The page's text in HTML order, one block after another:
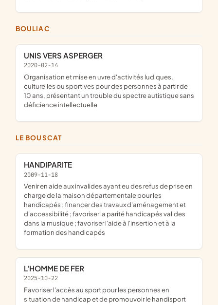
BOULIAC
UNIS VERS ASPERGER
2020-02-14
organisation et mise en uvre d'activités ludiques,
culturelles ou sportives pour des personnes à partir de
10 ans, présentant un trouble du spectre autistique sans
déficience intellectuelle
LE BOUSCAT
HANDIPARITE
2009-11-18
venir en aide aux invalides ayant eu des refus de prise en
charge de la maison départementale pour les
handicapés ; financer des travaux d'aménagement et
d'accessibilité ; favoriser la parité handicapés valides
dans la musique ; favoriser l'aide à l'insertion et à la
formation des handicapés
L'HOMME DE FER
2025-10-22
favoriser l'accès au sport pour les personnes en
situation de handicap et de promouvoir le handisport